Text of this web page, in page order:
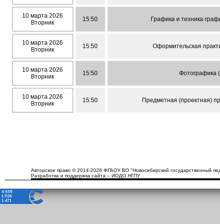
10 марта 2026
Вторник
15:50 Графика и техника
10 марта 2026
Вторник
15:50 Оформительская
10 марта 2026
Вторник
15:50 Фотографика
10 марта 2026
Вторник
15:50 Предметная (проектная)
Авторское право © 2014-2026 ФГБОУ ВО "Новосибирский государственный
Разработка и поддержка сайта – ИОДО НГПУ